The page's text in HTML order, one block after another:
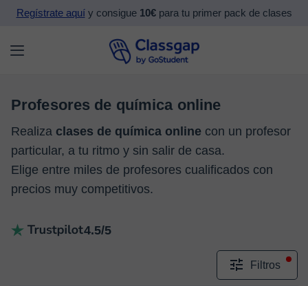
Regístrate aquíy consigue 10€para tu primer pack de clases
Profesores de química online
Realiza clases de química online con un profesor
particular, a tu ritmo y sin salir de casa.
Elige entre miles de profesores cualificados con
precios muy competitivos.
4.5/5
Filtros